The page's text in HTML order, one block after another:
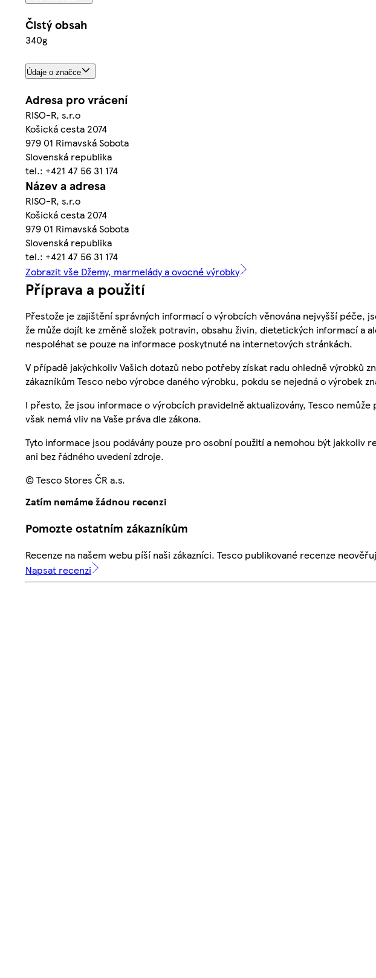
Čistý obsah
340g
Údaje o značce
Adresa pro vrácení
RISO-R, s.r.o
Košická cesta 2074
979 01 Rimavská Sobota
Slovenská republika
tel.: +421 47 56 31 174
Název a adresa
RISO-R, s.r.o
Košická cesta 2074
979 01 Rimavská Sobota
Slovenská republika
tel.: +421 47 56 31 174
Zobrazit vše Džemy, marmelády a ovocné výrobky
Příprava a použití
Přestože je zajištění správných informací o výrobcích věnována nejvyšší péče,
že může dojít ke změně složek potravin, obsahu živin, dietetických informací a
nespoléhat se pouze na informace poskytnuté na internetových stránkách.
V případě jakýchkoliv Vašich dotazů nebo potřeby získat radu ohledně výrobků
zákazníkům Tesco nebo výrobce daného výrobku, pokdu se nejedná o výrobek
I přesto, že jsou informace o výrobcích pravidelně aktualizovány, Tesco
však nemá vliv na Vaše práva dle zákona.
Tyto informace jsou podávány pouze pro osobní použití a nemohou být jakkoliv
ani bez řádného uvedení zdroje.
© Tesco Stores ČR a.s.
Zatím nemáme žádnou recenzi
Pomozte ostatním zákazníkům
Recenze na našem webu píší naši zákazníci. Tesco publikované recenze
Napsat recenzi